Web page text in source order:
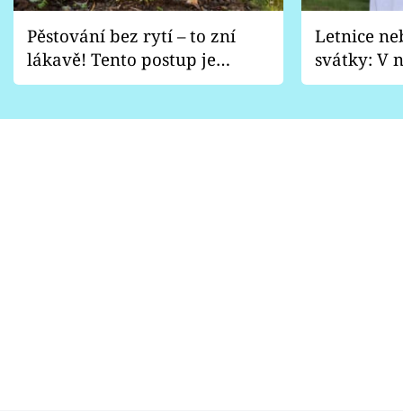
Pěstování bez rytí – to zní
lákavě! Tento postup je
vhodný jen pro některé
Letnice
svátky: V
pondělí